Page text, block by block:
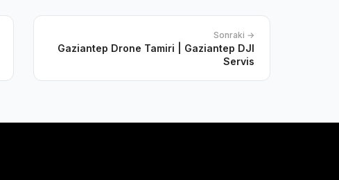
Sonraki →
Gaziantep Drone Tamiri | Gaziantep DJI
Servis